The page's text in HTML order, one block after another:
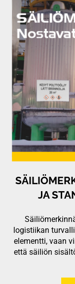
JA
logistiikan
elementti, vaan
että säiliön